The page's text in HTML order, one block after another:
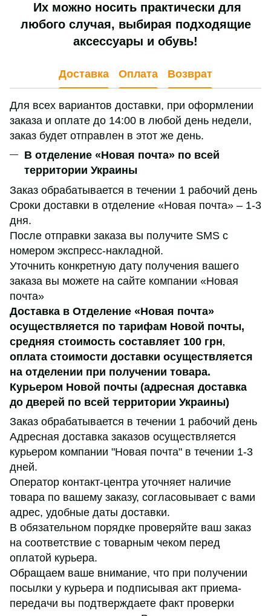
Их можно носить практически для
любого случая, выбирая подходящие
аксессуары и обувь!
Доставка Оплата Возврат
Для всех вариантов доставки, при оформлении
заказа и оплате до 14:00 в любой день недели,
заказ будет отправлен в этот же день.
В отделение «Новая почта» по всей
территории Украины
Заказ обрабатывается в течении 1 рабочий день
Сроки доставки в отделение «Новая почта» – 1-3
дня.
После отправки заказа вы получите SMS с
номером экспресс-накладной.
Уточнить конкретную дату получения вашего
заказа вы можете на сайте компании «Новая
почта»
Доставка в Отделение «Новая почта»
осуществляется по тарифам Новой почты,
средняя стоимость составляет 100 грн,
оплата стоимости доставки осуществляется
на отделении при получении товара.
Курьером Новой почты (адресная доставка
до дверей по всей территории Украины)
Заказ обрабатывается в течении 1 рабочий день
Адресная доставка заказов осуществляется
курьером компании "Новая почта" в течении 1-3
дней.
Оператор контакт-центра уточняет наличие
товара по вашему заказу, согласовывает с вами
адрес, удобные даты доставки.
В обязательном порядке проверяйте ваш заказ
на соответствие с товарным чеком перед
оплатой курьера.
Обращаем ваше внимание, что при получении
посылки у курьера и подписывая акт приема-
передачи вы подтверждаете факт проверки